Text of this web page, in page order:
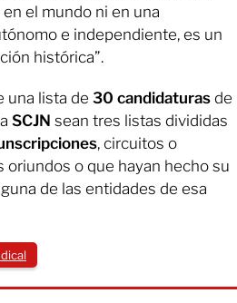
el mundo ni en una
e independiente, es un
histórica”.
una lista de 30 candidaturas de
SCJN sean tres listas divididas
, circuitos o
oriundos o que hayan hecho su
de las entidades de esa